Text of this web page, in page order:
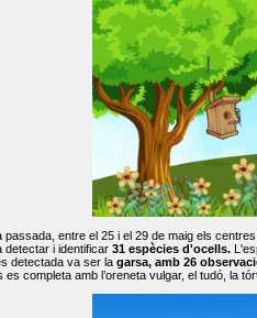
passada, entre el 25 i el 29 de maig els
detectar i identificar 31 espècies d'ocells.
detectada va ser la garsa, amb 26
es completa amb l’oreneta vulgar, el tudó, la